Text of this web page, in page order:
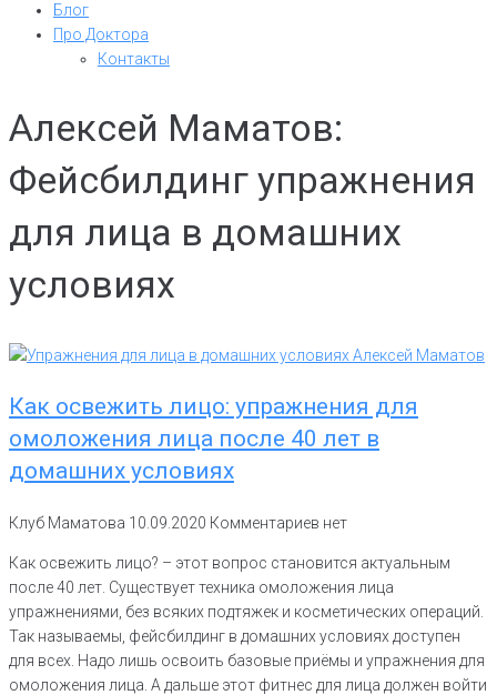
Блог
Про Доктора
Контакты
Алексей Маматов:
Фейсбилдинг упражнения
для лица в домашних
условиях
Как освежить лицо: упражнения для
омоложения лица после 40 лет в
домашних условиях
Клуб Маматова 10.09.2020 Комментариев нет
Как освежить лицо? – этот вопрос становится актуальным
после 40 лет. Существует техника омоложения лица
упражнениями, без всяких подтяжек и косметических операций.
Так называемы, фейсбилдинг в домашних условиях доступен
для всех. Надо лишь освоить базовые приёмы и упражнения для
омоложения лица. А дальше этот фитнес для лица должен войти